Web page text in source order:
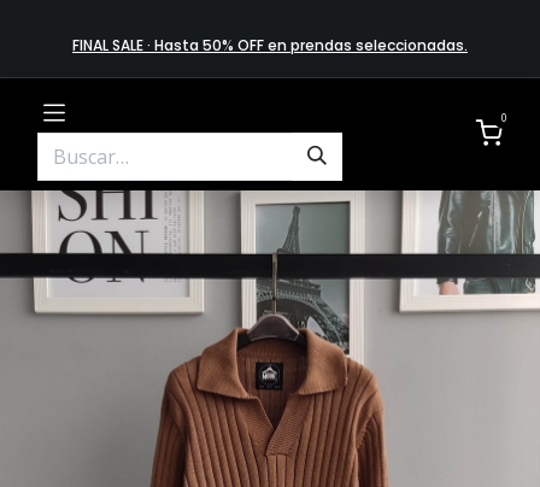
FINAL SALE · Hasta 50% OFF en prendas​ selecciona​das.
0